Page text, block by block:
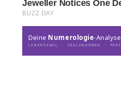
Deine Numerologie-Analyse
LEBENSZAHL · SEELENDRANG ·